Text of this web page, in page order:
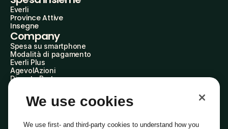
Everli
Province Attive
Insegne
Company
Spesa su smartphone
Modalità di pagamento
Everli Plus
AgevolAzioni
Diventa Partner
Everli Shoppers
About Us
Everli News
We use cookies
We use first- and third-party cookies to understand how you